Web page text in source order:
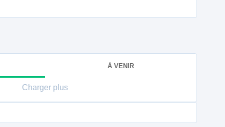
À VENIR
Charger plus